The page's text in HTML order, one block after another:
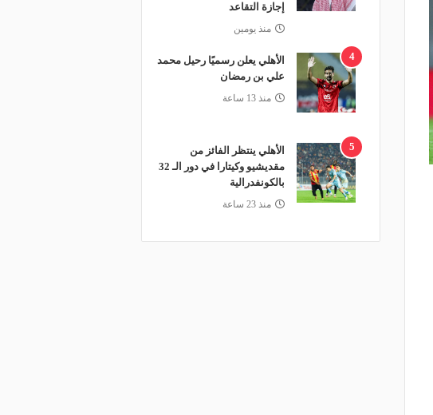
إجازة التقاعد
منذ يومين
4
الأهلي يعلن رسميًا رحيل محمد
علي بن رمضان
منذ 13 ساعة
5
الأهلي ينتظر الفائز من
مقديشيو وكيتارا في دور الـ 32
بالكونفدرالية
منذ 23 ساعة